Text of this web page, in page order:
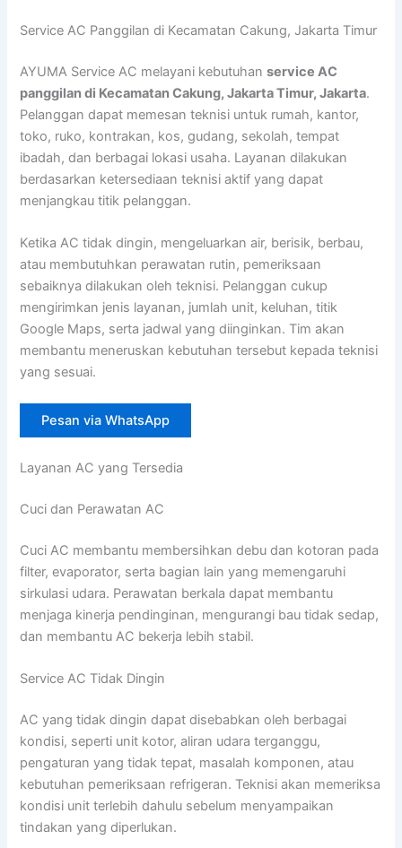
Service AC Panggilan di Kecamatan Cakung, Jakarta Timur
AYUMA Service AC melayani kebutuhanservice AC
panggilan di Kecamatan Cakung, Jakarta Timur, Jakarta.
Pelanggan dapat memesan teknisi untuk rumah, kantor,
toko, ruko, kontrakan, kos, gudang, sekolah, tempat
ibadah, dan berbagai lokasi usaha. Layanan dilakukan
berdasarkan ketersediaan teknisi aktif yang dapat
menjangkau titik pelanggan.
Ketika AC tidak dingin, mengeluarkan air, berisik, berbau,
atau membutuhkan perawatan rutin, pemeriksaan
sebaiknya dilakukan oleh teknisi. Pelanggan cukup
mengirimkan jenis layanan, jumlah unit, keluhan, titik
Google Maps, serta jadwal yang diinginkan. Tim akan
membantu meneruskan kebutuhan tersebut kepada teknisi
yang sesuai.
Pesan via WhatsApp
Layanan AC yang Tersedia
Cuci dan Perawatan AC
Cuci AC membantu membersihkan debu dan kotoran pada
filter, evaporator, serta bagian lain yang memengaruhi
sirkulasi udara. Perawatan berkala dapat membantu
menjaga kinerja pendinginan, mengurangi bau tidak sedap,
dan membantu AC bekerja lebih stabil.
Service AC Tidak Dingin
AC yang tidak dingin dapat disebabkan oleh berbagai
kondisi, seperti unit kotor, aliran udara terganggu,
pengaturan yang tidak tepat, masalah komponen, atau
kebutuhan pemeriksaan refrigeran. Teknisi akan memeriksa
kondisi unit terlebih dahulu sebelum menyampaikan
tindakan yang diperlukan.